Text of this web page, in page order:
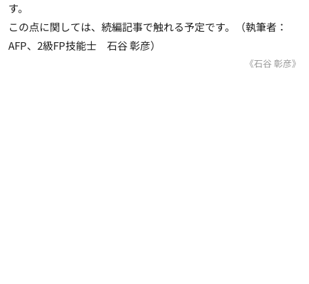
す。
この点に関しては、続編記事で触れる予定です。（執筆者：
AFP、2級FP技能士 石谷 彰彦）
《石谷 彰彦》